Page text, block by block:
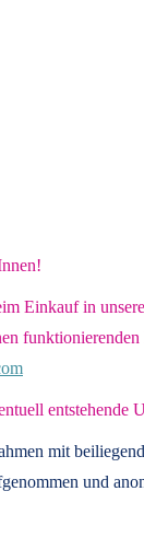
Einkauf in
entstehende
mit
und